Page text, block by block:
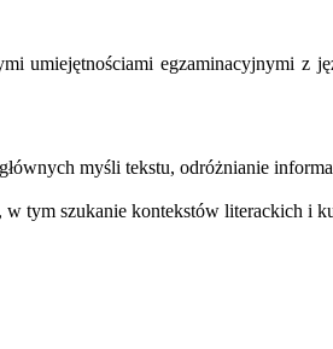
egzaminacyjnymi z
myśli tekstu, odróżnianie
w tym szukanie kontekstów literackich i